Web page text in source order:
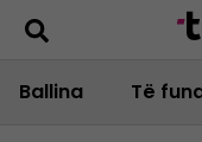
Ballina Të